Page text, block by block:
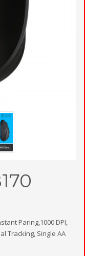
Paring,1000 DPI,
Tracking, Single AA